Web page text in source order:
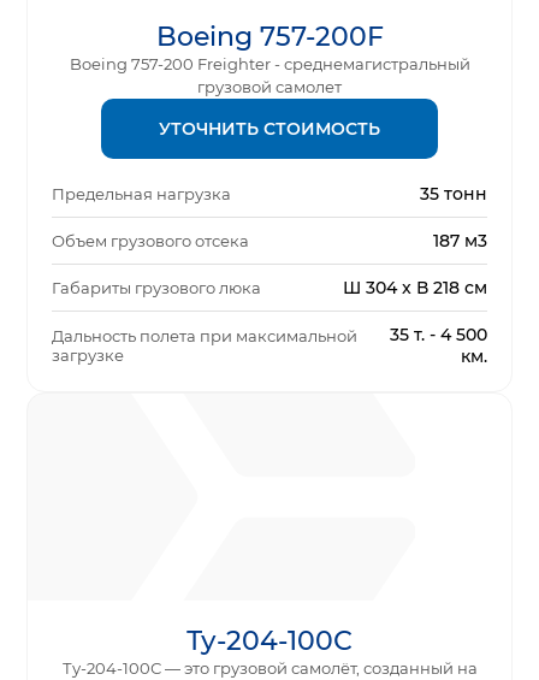
Boeing 757-200F
Boeing 757-200 Freighter - среднемагистральный
грузовой самолет
УТОЧНИТЬ СТОИМОСТЬ
Предельная нагрузка 35 тонн
Объем грузового отсека 187 м3
Габариты грузового люка Ш 304 x В 218 см
Дальность полета при максимальной
загрузке
35 т. - 4 500
км.
Ту-204-100С
Ту-204-100С — это грузовой самолёт, созданный на